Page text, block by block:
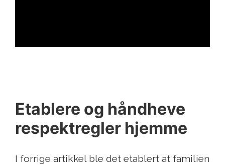
Etablere og håndheve
respektregler hjemme
I forrige artikkel ble det etablert at familien